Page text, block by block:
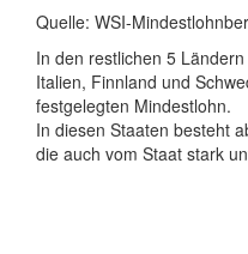
Quelle: WSI-
In den restlichen 5
Italien, Finnland und
festgelegten Mindestlohn.
In diesen Staaten besteht
die auch vom Staat stark